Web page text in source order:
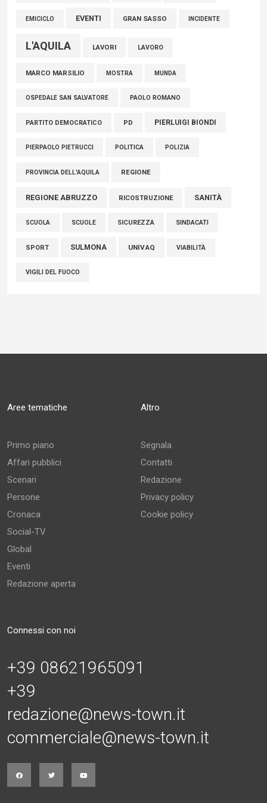
EMICICLO EVENTI GRAN SASSO INCIDENTE
L'AQUILA LAVORI LAVORO
MARCO MARSILIO MOSTRA MUNDA
OSPEDALE SAN SALVATORE PAOLO ROMANO
PARTITO DEMOCRATICO PD PIERLUIGI BIONDI
PIERPAOLO PIETRUCCI POLITICA POLIZIA
PROVINCIA DELL'AQUILA REGIONE
REGIONE ABRUZZO RICOSTRUZIONE SANITÀ
SCUOLA SCUOLE SICUREZZA SINDACATI
SPORT SULMONA UNIVAQ VIABILITÀ
VIGILI DEL FUOCO
Aree tematiche
Primo piano
Affari pubblici
Scenari
Persone
Cronaca
Social-TV
Global
Eventi
Redazione aperta
Altro
Segnala
Contatti
Redazione
Privacy policy
Cookie policy
Connessi con noi
+39 08621965091
+39
redazione@news-town.it
commerciale@news-town.it